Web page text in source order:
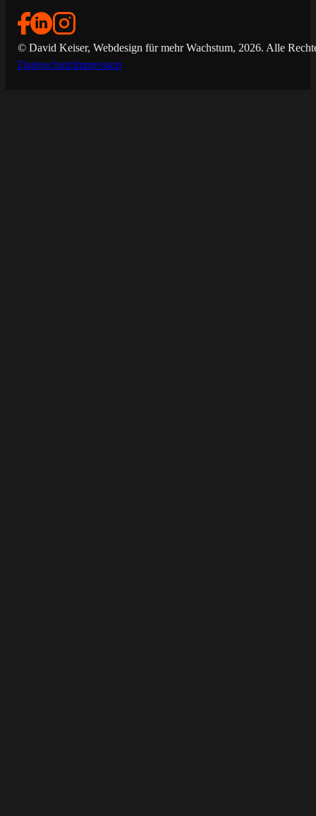
© David Keiser, Webdesign für mehr Wachstum, 2026. Alle
DatenschutzImpressum